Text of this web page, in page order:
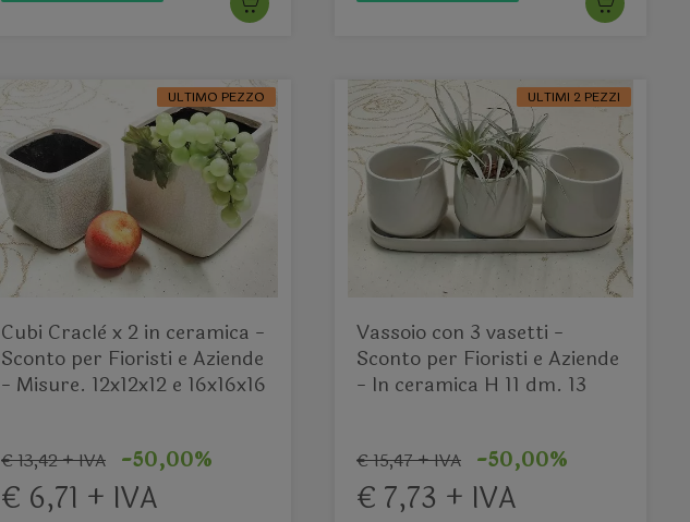
ULTIMO PEZZO
Cubi Craclè x 2 in ceramica -
Sconto per Fioristi e Aziende
- Misure. 12x12x12 e 16x16x16
€ 13,42 + IVA -50,00%
€ 6,71 + IVA
ULTIMI 2 PEZZI
Vassoio con 3 vasetti -
Sconto per Fioristi e Aziende
- In ceramica H 11 dm. 13
€ 15,47 + IVA -50,00%
€ 7,73 + IVA